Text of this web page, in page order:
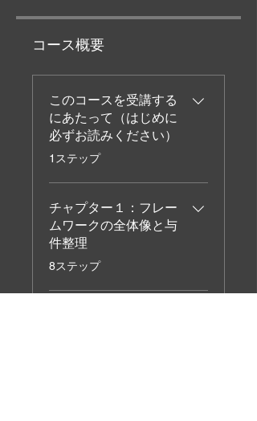
コース概要
このコースを受講する
にあたって（はじめに
必ずお読みください）
.1ステップ
チャプター１：フレー
ムワークの全体像と与
件整理
.
8ステップ